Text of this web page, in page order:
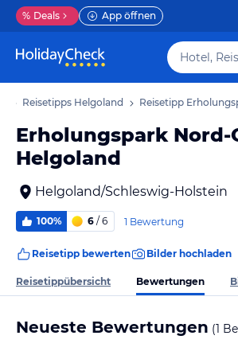
% Deals App öffnen
Reisetipps Helgoland Reisetipp
Erholungspark Nord-
Helgoland
Helgoland/Schleswig-Holstein
100% 6 / 6 1 Bewertung
Reisetipp bewerten Bilder hochladen
Reisetippübersicht Bewertungen
Neueste Bewertungen (1